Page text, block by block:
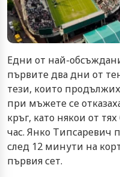
Едни от най-
първите два дни от
тези, които
при мъжете се
кръг, като някои от
час. Янко Типсаревич
след 12 минути на
първия сет.